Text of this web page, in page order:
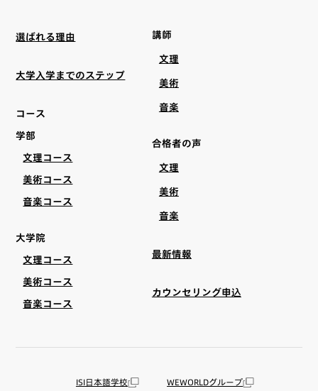
選ばれる理由
大学入学までのステップ
コース
学部
文理コース
美術コース
音楽コース
大学院
文理コース
美術コース
音楽コース
講師
文理
美術
音楽
合格者の声
文理
美術
音楽
最新情報
カウンセリング申込
ISI日本語学校 WEWORLDグループ